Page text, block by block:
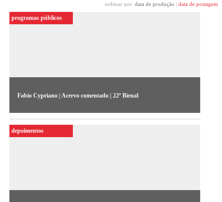
ordenar por: data de produção data de postagem
Fabio Cypriano | Acervo comentado | 22ª Bienal
Fabio Cypriano aborda o conceito de Sul Global.
programas públicos
depoimentos